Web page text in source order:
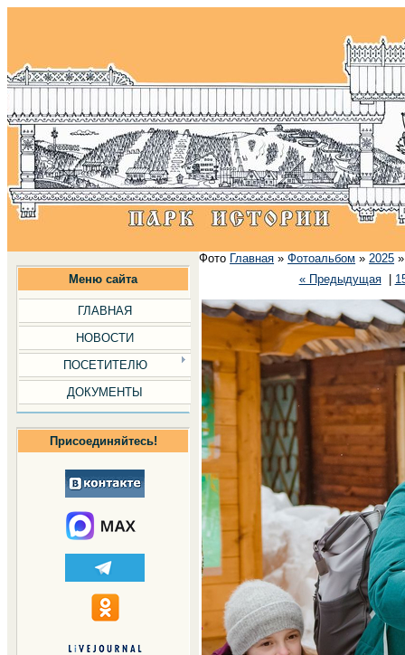
Меню сайта
ГЛАВНАЯ
НОВОСТИ
ПОСЕТИТЕЛЮ
ДОКУМЕНТЫ
Присоединяйтесь!
Фото Главная »Фотоальбом »2025
« Предыдущая|